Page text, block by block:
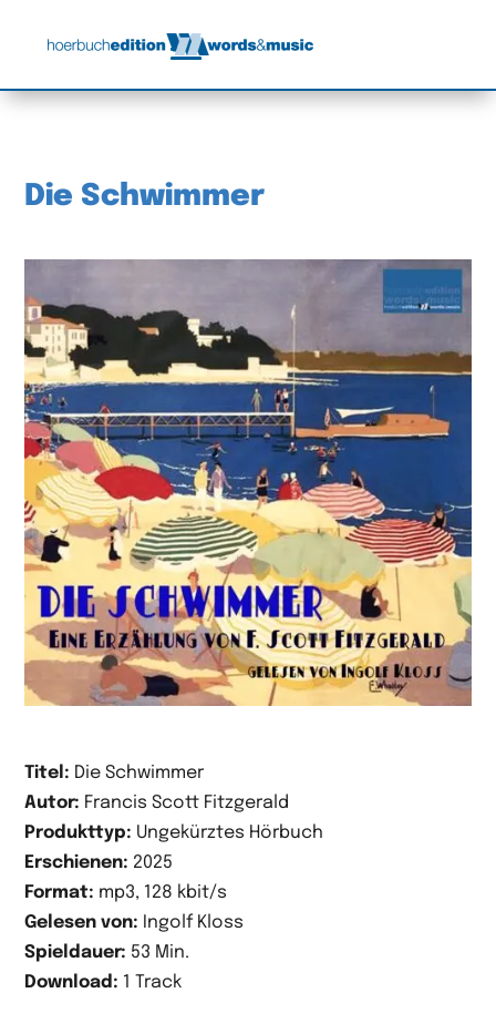
Die Schwimmer
Titel: Die Schwimmer
Autor: Francis Scott Fitzgerald
Produkttyp: Ungekürztes Hörbuch
Erschienen: 2025
Format: mp3, 128 kbit/s
Gelesen von: Ingolf Kloss
Spieldauer: 53 Min.
Download: 1 Track